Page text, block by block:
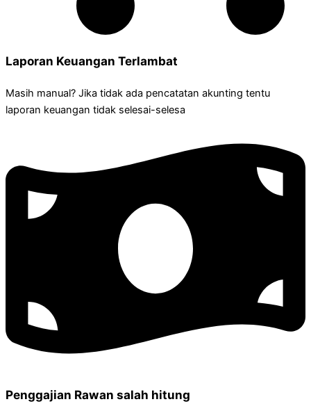
Laporan Keuangan Terlambat
Masih manual? Jika tidak ada pencatatan akunting tentu
laporan keuangan tidak selesai-selesa
Penggajian Rawan salah hitung